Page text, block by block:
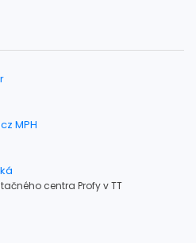
MPH
centra Profy v TT